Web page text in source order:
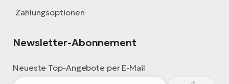
Zahlungsoptionen
Newsletter-Abonnement
Neueste Top-Angebote per E-Mail